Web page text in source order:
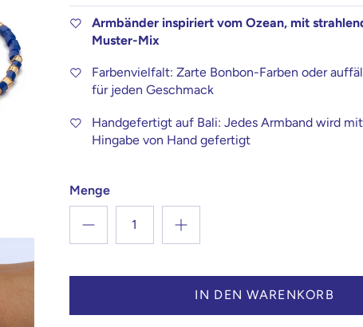
Armbänder inspiriert vom Ozean, mit
Muster-Mix
Farbenvielfalt: Zarte Bonbon-Farben oder
für jeden Geschmack
Handgefertigt auf Bali: Jedes Armband wird
Hingabe von Hand gefertigt
Menge
IN DEN WARENKORB